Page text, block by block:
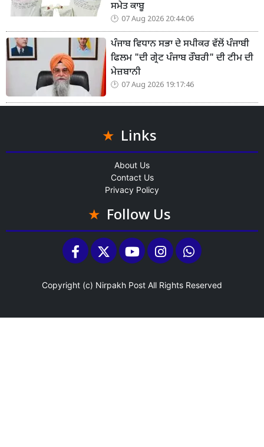
ਸਮੇਤ ਕਾਬੂ
07 Aug 2026 20:44:06
ਪੰਜਾਬ ਵਿਧਾਨ ਸਭਾ ਦੇ ਸਪੀਕਰ ਵੱਲੋਂ ਪੰਜਾਬੀ
ਫਿਲਮ "ਦੀ ਗ੍ਰੇਟ ਪੰਜਾਬ ਰੌਬਰੀ" ਦੀ ਟੀਮ ਦੀ
ਮੇਜ਼ਬਾਨੀ
07 Aug 2026 19:17:46
Links
About Us
Contact Us
Privacy Policy
Follow Us
Copyright (c) Nirpakh Post All Rights Reserved